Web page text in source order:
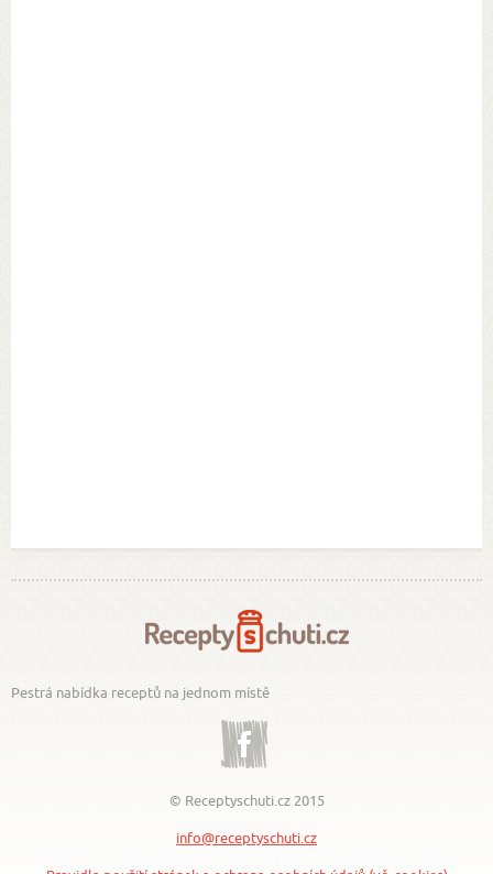
Pestrá nabídka receptů na jednom místě
Facebook
© Receptyschuti.cz 2015
info@receptyschuti.cz